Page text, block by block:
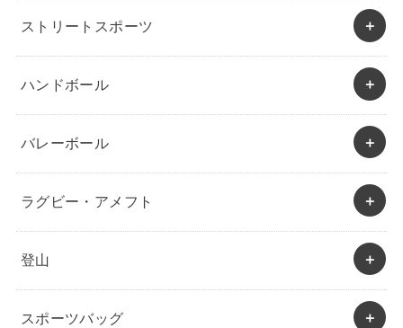
ストリートスポーツ
ハンドボール
バレーボール
ラグビー・アメフト
登山
スポーツバッグ